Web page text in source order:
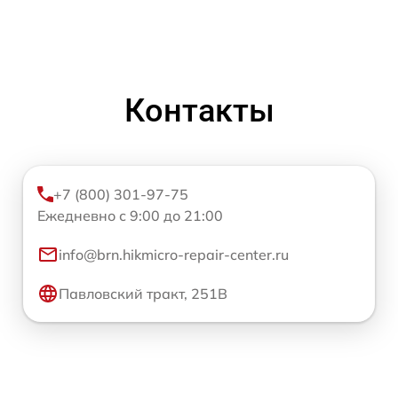
Контакты
+7 (800) 301-97-75
Ежедневно с 9:00 до 21:00
info@brn.hikmicro-repair-center.ru
Павловский тракт, 251В